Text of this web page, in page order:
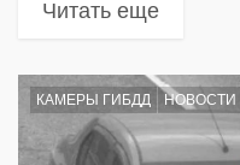
Читать еще
КАМЕРЫ ГИБДД НОВОСТИ